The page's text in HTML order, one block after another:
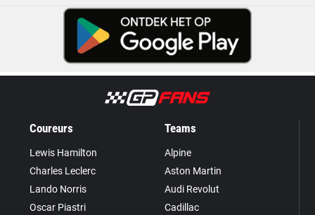
Coureurs
Lewis Hamilton
Charles Leclerc
Lando Norris
Oscar Piastri
Teams
Alpine
Aston Martin
Audi Revolut
Cadillac